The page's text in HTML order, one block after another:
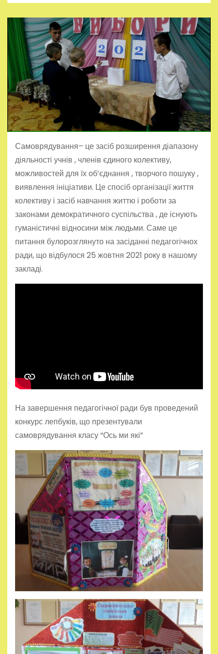
Самоврядування– це засіб розширення діапазону
діяльності учнів , членів єдиного колективу,
можливостей для їх об’єднання , творчого пошуку ,
виявлення ініціативи. Це спосіб організації життя
колективу і засіб навчання життю і роботи за
законами демократичного суспільства , де існують
гуманістичні відносини між людьми. Саме це
питання булорозглянуто на засіданні педагогічнох
ради, що відбулося 25 жовтня 2021 року в нашому
закладі.
На завершення педагогічної ради був проведений
конкурс лепбуків, що презентували
самоврядування класу “Ось ми які”